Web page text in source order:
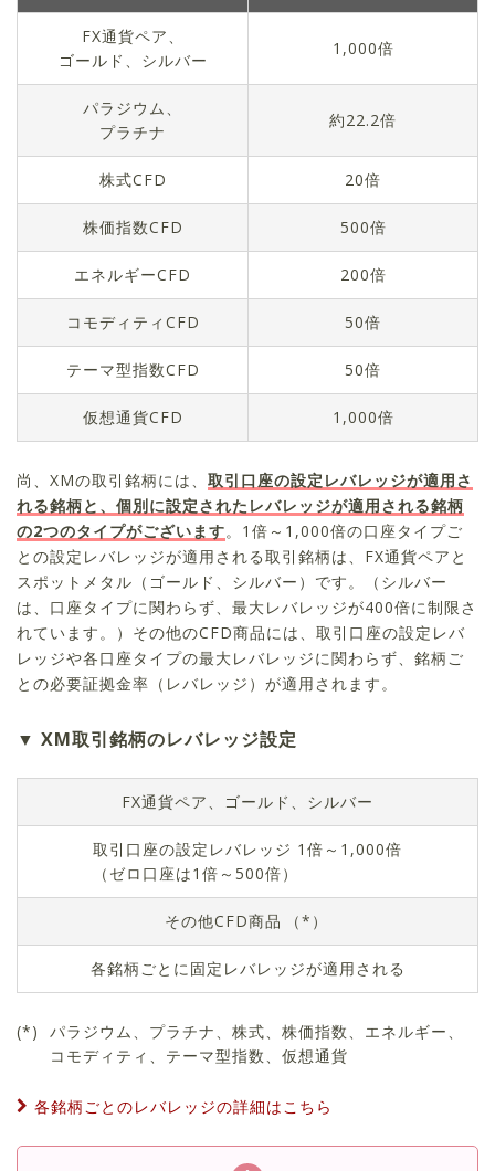
FX通貨ペア、
ゴールド、シルバー
1,000倍
パラジウム、
プラチナ
約22.2倍
株式CFD 20倍
株価指数CFD 500倍
エネルギーCFD 200倍
コモディティCFD 50倍
テーマ型指数CFD 50倍
仮想通貨CFD 1,000倍
尚、XMの取引銘柄には、 取引口座の設定レバレッジが適用さ
れる銘柄と、個別に設定されたレバレッジが適用される銘柄
の2つのタイプがございます。1倍～1,000倍の口座タイプご
との設定レバレッジが適用される取引銘柄は、FX通貨ペアと
スポットメタル（ゴールド、シルバー）です。（シルバー
は、口座タイプに関わらず、最大レバレッジが400倍に制限さ
れています。）その他のCFD商品には、取引口座の設定レバ
レッジや各口座タイプの最大レバレッジに関わらず、銘柄ご
との必要証拠金率（レバレッジ）が適用されます。
XM取引銘柄のレバレッジ設定
FX通貨ペア、ゴールド、シルバー
取引口座の設定レバレッジ 1倍～1,000倍
（ゼロ口座は1倍～500倍）
その他CFD商品 （*）
各銘柄ごとに固定レバレッジが適用される
パラジウム、プラチナ、株式、株価指数、エネルギー、
コモディティ、テーマ型指数、仮想通貨
各銘柄ごとのレバレッジの詳細はこちら